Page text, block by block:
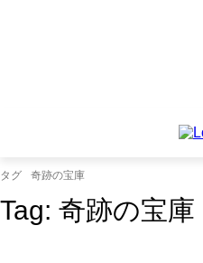
タグ 奇跡の宝庫
Tag: 奇跡の宝庫